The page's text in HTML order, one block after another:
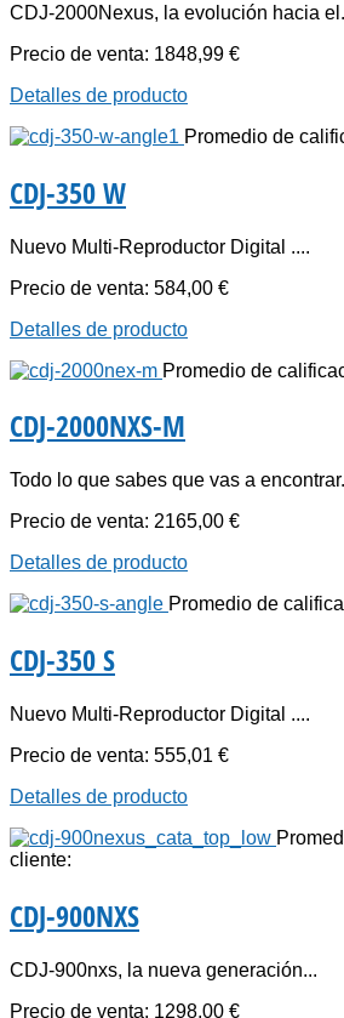
CDJ-2000Nexus, la evolución hacia
Precio de venta: 1848,99 €
Detalles de producto
Promedio de
CDJ-350 W
Nuevo Multi-Reproductor Digital ....
Precio de venta: 584,00 €
Detalles de producto
Promedio de
CDJ-2000NXS-M
Todo lo que sabes que vas a
Precio de venta: 2165,00 €
Detalles de producto
Promedio de
CDJ-350 S
Nuevo Multi-Reproductor Digital ....
Precio de venta: 555,01 €
Detalles de producto
cliente:
CDJ-900NXS
CDJ-900nxs, la nueva generación...
Precio de venta: 1298,00 €